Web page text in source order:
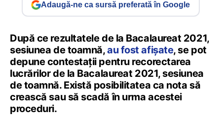
Adaugă-ne ca sursă preferată în Google
După ce rezultatele de la Bacalaureat 2021,
sesiunea de toamnă,au fost afișate, se pot
depune contestații pentru recorectarea
lucrărilor de la Bacalaureat 2021, sesiunea
de toamnă. Există posibilitatea ca nota să
crească sau să scadă în urma acestei
proceduri.